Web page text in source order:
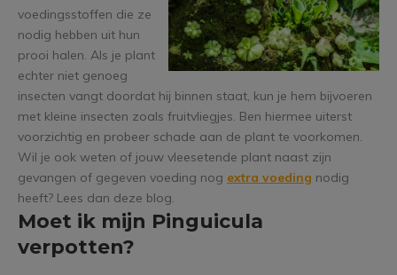
voedingsstoffen die ze
nodig hebben uit hun
prooi halen. Als je plant
echter niet genoeg
insecten vangt doordat hij binnen staat, kun je hem bijvoeren
met kleine insecten zoals fruitvliegjes. Ben hiermee uiterst
voorzichtig en probeer schade aan de plant te voorkomen.
Wil je ook weten of jouw vleesetende plant naast zijn
gevangen of gegeven voeding nog extra voeding nodig
heeft? Lees dan deze blog.
Moet ik mijn Pinguicula
verpotten?